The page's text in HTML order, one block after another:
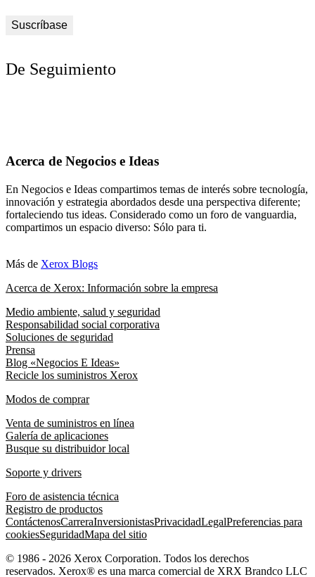
De Seguimiento
Acerca de Negocios e Ideas
En Negocios e Ideas compartimos temas de interés sobre tecnología,
innovación y estrategia abordados desde una perspectiva diferente;
fortaleciendo tus ideas. Considerado como un foro de vanguardia,
compartimos un espacio diverso: Sólo para ti.
Más de Xerox Blogs
Acerca de Xerox: Información sobre la empresa
Medio ambiente, salud y seguridad
Responsabilidad social corporativa
Soluciones de seguridad
Prensa
Blog «Negocios E Ideas»
Recicle los suministros Xerox
Modos de comprar
Venta de suministros en línea
Galería de aplicaciones
Busque su distribuidor local
Soporte y drivers
Foro de asistencia técnica
Registro de productos
ContáctenosCarreraInversionistasPrivacidadLegalPreferencias para
cookiesSeguridadMapa del sitio
© 1986 - 2026 Xerox Corporation. Todos los derechos
reservados. Xerox® es una marca comercial de XRX Brandco LLC